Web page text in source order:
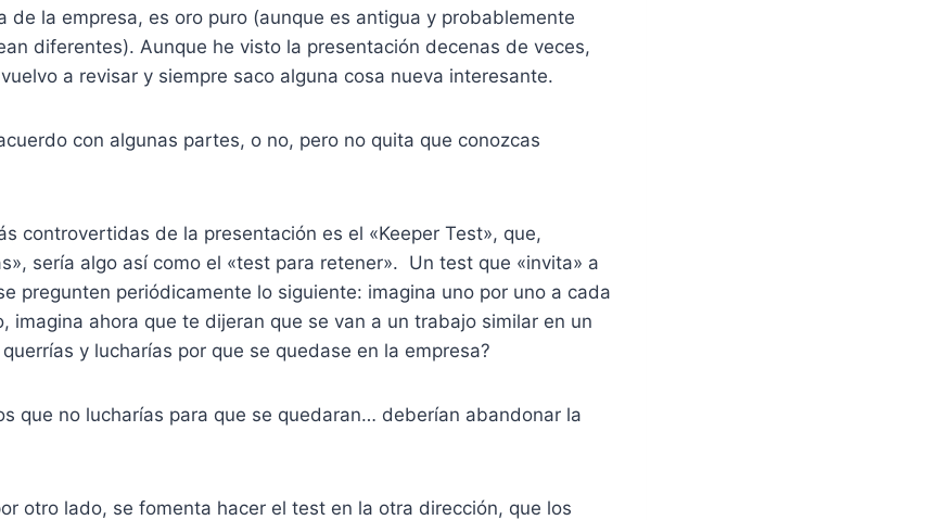
de la empresa, es oro puro (aunque es antigua y probablemente
diferentes). Aunque he visto la presentación decenas de veces,
a revisar y siempre saco alguna cosa nueva interesante.
con algunas partes, o no, pero no quita que conozcas
controvertidas de la presentación es el «Keeper Test», que,
sería algo así como el «test para retener». Un test que «invita» a
pregunten periódicamente lo siguiente: imagina uno por uno a cada
imagina ahora que te dijeran que se van a un trabajo similar en un
y lucharías por que se quedase en la empresa?
que no lucharías para que se quedaran… deberían abandonar la
otro lado, se fomenta hacer el test en la otra dirección, que los